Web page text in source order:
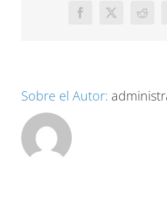
Facebook
X
Sobre el Autor: